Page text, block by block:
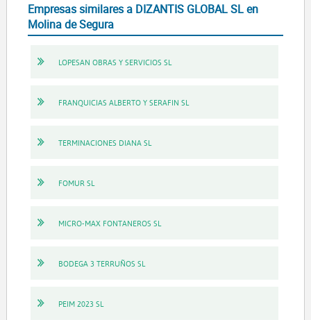
Empresas similares a DIZANTIS GLOBAL SL en
Molina de Segura
LOPESAN OBRAS Y SERVICIOS SL
FRANQUICIAS ALBERTO Y SERAFIN SL
TERMINACIONES DIANA SL
FOMUR SL
MICRO-MAX FONTANEROS SL
BODEGA 3 TERRUÑOS SL
PEIM 2023 SL